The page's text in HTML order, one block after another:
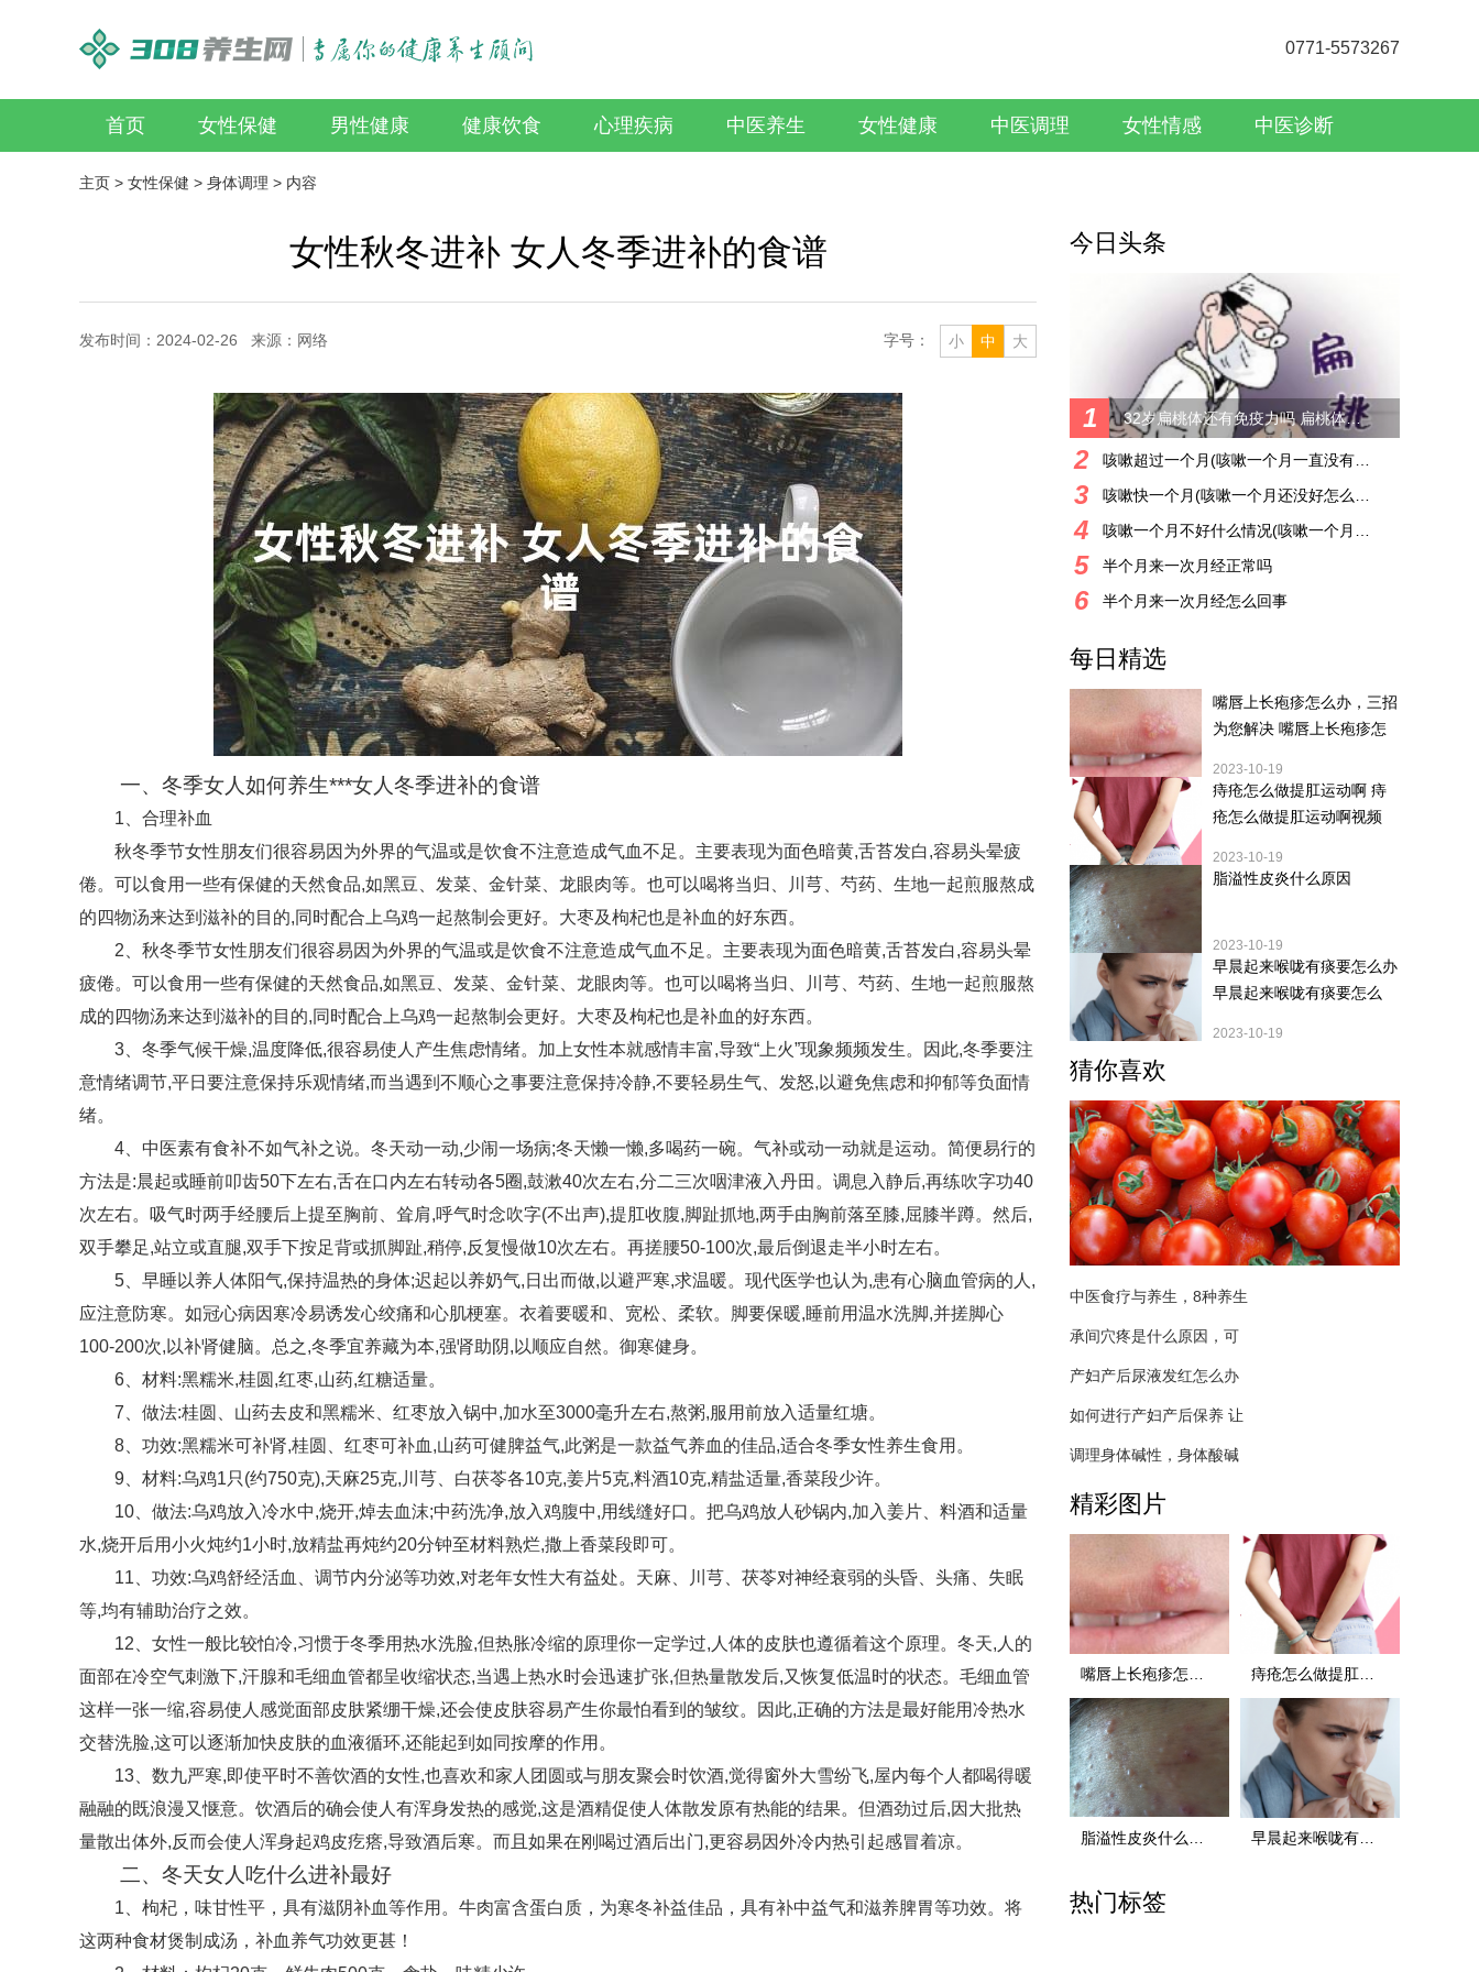
0771-5573267
首页 女性保健 男性健康 健康饮食 心理疾病 中医养生 女性健康 中医调理 女性情感 中医诊断
主页 > 女性保健 > 身体调理 > 内容
女性秋冬进补 女人冬季进补的食谱
发布时间：2024-02-26 来源：网络 小 中 大
字号：
一、冬季女人如何养生***女人冬季进补的食谱
1、合理补血
秋冬季节女性朋友们很容易因为外界的气温或是饮食不注意造成气血不足。主要表现为面色暗黄,舌苔发白,容易头晕疲
倦。可以食用一些有保健的天然食品,如黑豆、发菜、金针菜、龙眼肉等。也可以喝将当归、川芎、芍药、生地一起煎服熬成
的四物汤来达到滋补的目的,同时配合上乌鸡一起熬制会更好。大枣及枸杞也是补血的好东西。
2、秋冬季节女性朋友们很容易因为外界的气温或是饮食不注意造成气血不足。主要表现为面色暗黄,舌苔发白,容易头晕
疲倦。可以食用一些有保健的天然食品,如黑豆、发菜、金针菜、龙眼肉等。也可以喝将当归、川芎、芍药、生地一起煎服熬
成的四物汤来达到滋补的目的,同时配合上乌鸡一起熬制会更好。大枣及枸杞也是补血的好东西。
3、冬季气候干燥,温度降低,很容易使人产生焦虑情绪。加上女性本就感情丰富,导致“上火”现象频频发生。因此,冬季要注
意情绪调节,平日要注意保持乐观情绪,而当遇到不顺心之事要注意保持冷静,不要轻易生气、发怒,以避免焦虑和抑郁等负面情
绪。
4、中医素有食补不如气补之说。冬天动一动,少闹一场病;冬天懒一懒,多喝药一碗。气补或动一动就是运动。简便易行的
方法是:晨起或睡前叩齿50下左右,舌在口内左右转动各5圈,鼓漱40次左右,分二三次咽津液入丹田。调息入静后,再练吹字功40
次左右。吸气时两手经腰后上提至胸前、耸肩,呼气时念吹字(不出声),提肛收腹,脚趾抓地,两手由胸前落至膝,屈膝半蹲。然后,
双手攀足,站立或直腿,双手下按足背或抓脚趾,稍停,反复慢做10次左右。再搓腰50-100次,最后倒退走半小时左右。
5、早睡以养人体阳气,保持温热的身体;迟起以养奶气,日出而做,以避严寒,求温暖。现代医学也认为,患有心脑血管病的人,
应注意防寒。如冠心病因寒冷易诱发心绞痛和心肌梗塞。衣着要暖和、宽松、柔软。脚要保暖,睡前用温水洗脚,并搓脚心
100-200次,以补肾健脑。总之,冬季宜养藏为本,强肾助阴,以顺应自然。御寒健身。
6、材料:黑糯米,桂圆,红枣,山药,红糖适量。
7、做法:桂圆、山药去皮和黑糯米、红枣放入锅中,加水至3000毫升左右,熬粥,服用前放入适量红塘。
8、功效:黑糯米可补肾,桂圆、红枣可补血,山药可健脾益气,此粥是一款益气养血的佳品,适合冬季女性养生食用。
9、材料:乌鸡1只(约750克),天麻25克,川芎、白茯苓各10克,姜片5克,料酒10克,精盐适量,香菜段少许。
10、做法:乌鸡放入冷水中,烧开,焯去血沫;中药洗净,放入鸡腹中,用线缝好口。把乌鸡放人砂锅内,加入姜片、料酒和适量
水,烧开后用小火炖约1小时,放精盐再炖约20分钟至材料熟烂,撒上香菜段即可。
11、功效:乌鸡舒经活血、调节内分泌等功效,对老年女性大有益处。天麻、川芎、茯苓对神经衰弱的头昏、头痛、失眠
等,均有辅助治疗之效。
12、女性一般比较怕冷,习惯于冬季用热水洗脸,但热胀冷缩的原理你一定学过,人体的皮肤也遵循着这个原理。冬天,人的
面部在冷空气刺激下,汗腺和毛细血管都呈收缩状态,当遇上热水时会迅速扩张,但热量散发后,又恢复低温时的状态。毛细血管
这样一张一缩,容易使人感觉面部皮肤紧绷干燥,还会使皮肤容易产生你最怕看到的皱纹。因此,正确的方法是最好能用冷热水
交替洗脸,这可以逐渐加快皮肤的血液循环,还能起到如同按摩的作用。
13、数九严寒,即使平时不善饮酒的女性,也喜欢和家人团圆或与朋友聚会时饮酒,觉得窗外大雪纷飞,屋内每个人都喝得暖
融融的既浪漫又惬意。饮酒后的确会使人有浑身发热的感觉,这是酒精促使人体散发原有热能的结果。但酒劲过后,因大批热
量散出体外,反而会使人浑身起鸡皮疙瘩,导致酒后寒。而且如果在刚喝过酒后出门,更容易因外冷内热引起感冒着凉。
二、冬天女人吃什么进补最好
1、枸杞，味甘性平，具有滋阴补血等作用。牛肉富含蛋白质，为寒冬补益佳品，具有补中益气和滋养脾胃等功效。将
这两种食材煲制成汤，补血养气功效更甚！
今日头条
1 32岁扁桃体还有免疫力吗 扁桃体的作用和年龄的关系
2
3
4
5 半个月来一次月经正常吗
6 半个月来一次月经怎么回事
每日精选
嘴唇上长疱疹怎么办，三招
为您解决 嘴唇上长疱疹怎
2023-10-19
痔疮怎么做提肛运动啊 痔
疮怎么做提肛运动啊视频
2023-10-19
脂溢性皮炎什么原因
2023-10-19
早晨起来喉咙有痰要怎么办
早晨起来喉咙有痰要怎么
2023-10-19
猜你喜欢
中医食疗与养生，8种养生
承间穴疼是什么原因，可
产妇产后尿液发红怎么办
如何进行产妇产后保养 让
调理身体碱性，身体酸碱
精彩图片
热门标签